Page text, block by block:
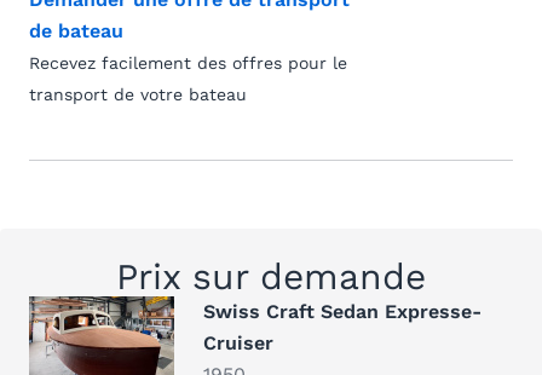
de bateau
Recevez facilement des offres pour le
transport de votre bateau
Prix sur demande
Swiss Craft Sedan Expresse-
Cruiser